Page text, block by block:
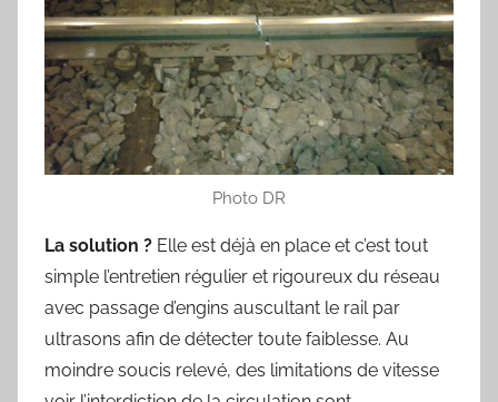
Photo DR
La solution ? Elle est déjà en place et c’est tout
simple l’entretien régulier et rigoureux du réseau
avec passage d’engins auscultant le rail par
ultrasons afin de détecter toute faiblesse. Au
moindre soucis relevé, des limitations de vitesse